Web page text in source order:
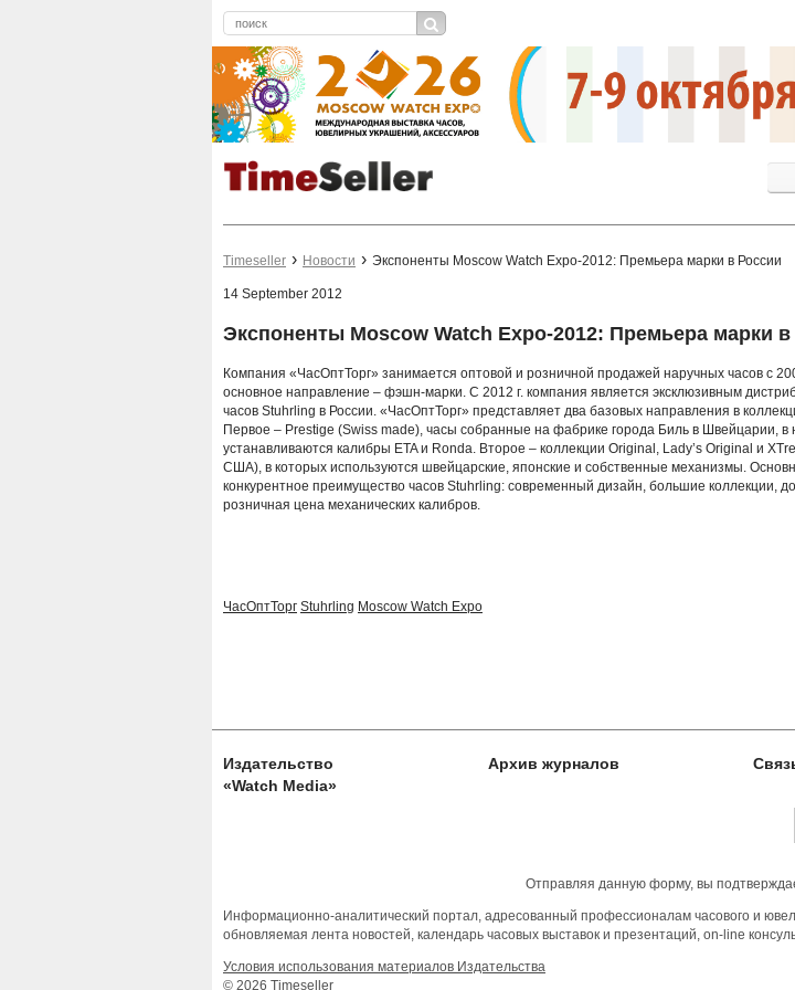
Timeseller Новости Экспоненты Moscow Watch Expo-2012: Премьера марки в России
14 September 2012
Экспоненты Moscow Watch Expo-2012: Премьера марки
Компания «ЧасОптТорг» занимается оптовой и розничной продажей наручных часов с
основное направление – фэшн-марки. С 2012 г. компания является эксклюзивным
часов Stuhrling в России. «ЧасОптТорг» представляет два базовых направления в
Первое – Prestige (Swiss made), часы собранные на фабрике города Биль в Швейцарии, в
устанавливаются калибры ETA и Ronda. Второе – коллекции Original, Lady’s Original и
США), в которых используются швейцарские, японские и собственные механизмы.
конкурентное преимущество часов Stuhrling: современный дизайн, большие коллекции,
розничная цена механических калибров.
ЧасОптТорг Stuhrling Moscow Watch Expo
Издательство
«Watch Media»
Архив журналов
Отправляя данную форму, вы
Информационно-аналитический портал, адресованный профессионалам часового и
обновляемая лента новостей, календарь часовых выставок и презентаций, on-line
Условия использования материалов Издательства
© 2026 Timeseller